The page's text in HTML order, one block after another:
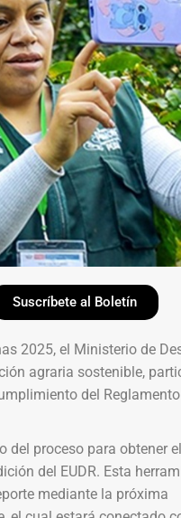
Suscríbete al Boletín
2025, el Ministerio de
agraria sostenible,
del
del proceso para obtener
del EUDR. Esta
mediante la próxima